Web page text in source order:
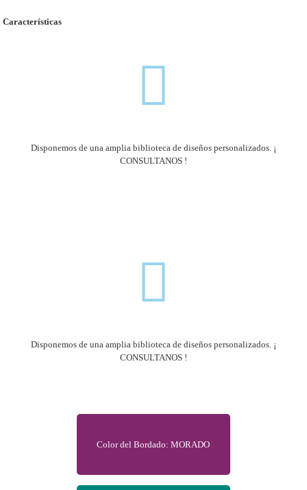
Características
Disponemos de una amplia biblioteca de diseños personalizados. ¡
CONSULTANOS !
Disponemos de una amplia biblioteca de diseños personalizados. ¡
CONSULTANOS !
Color del Bordado: MORADO